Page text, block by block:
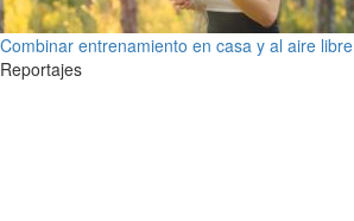
Combinar entrenamiento en casa y al aire libre
Reportajes